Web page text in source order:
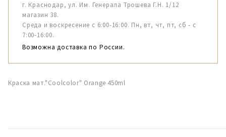
г. Краснодар, ул. Им. Генерала Трошева Г.Н. 1/12
магазин 38.
Среда и воскресение с 6:00-16:00. Пн, вт, чт, пт, сб - с
7:00-16:00.
Возможна доставка по России.
Краска мат."Coolcolor" Orange 450ml